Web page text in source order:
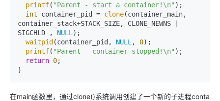
printf( "Parent - start a container!\n" );
int container_pid = clone(container_main,
container_stack+STACK_SIZE, CLONE_NEWNS |
SIGCHLD , NULL );
waitpid(container_pid, NULL , 0);
printf( "Parent - container stopped!\n" );
return 0;
}
在main函数里，通过clone()系统调用创建了一个新的子进程conta